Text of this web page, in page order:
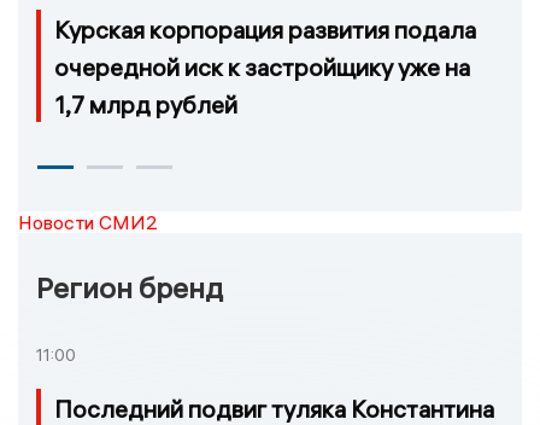
Курская корпорация развития подала
очередной иск к застройщику уже на
1,7 млрд рублей
Новости СМИ2
Регион бренд
11:00
Последний подвиг туляка Константина